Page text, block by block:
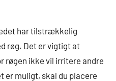
har tilstrækkelig
røg. Det er vigtigt at
røgen ikke vil irritere andre
er muligt, skal du placere